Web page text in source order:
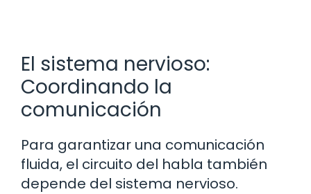
El sistema nervioso:
Coordinando la
comunicación
Para garantizar una comunicación
fluida, el circuito del habla también
depende del sistema nervioso.